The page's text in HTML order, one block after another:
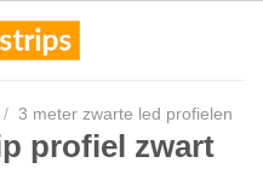
/ 3 meter zwarte led profielen
profiel zwart